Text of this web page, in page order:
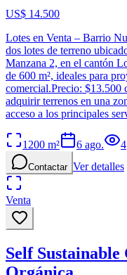
US$ 14.500
Lotes en Venta – Barrio
dos lotes de terreno
Manzana 2, en el cantón
de 600 m², ideales para
comercial.Precio: $13.500
adquirir terrenos en una
acceso a los principales
1200 m² 6 ago. 4
Contactar Ver detalles
Venta
Self